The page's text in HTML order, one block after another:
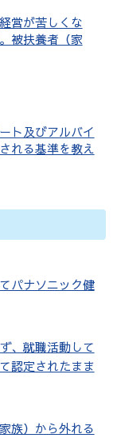
営が苦しくな
被扶養者（家
ト及びアルバイ
れる基準を教え
パナソニック健
、就職活動して
認定されたまま
族）から外れる